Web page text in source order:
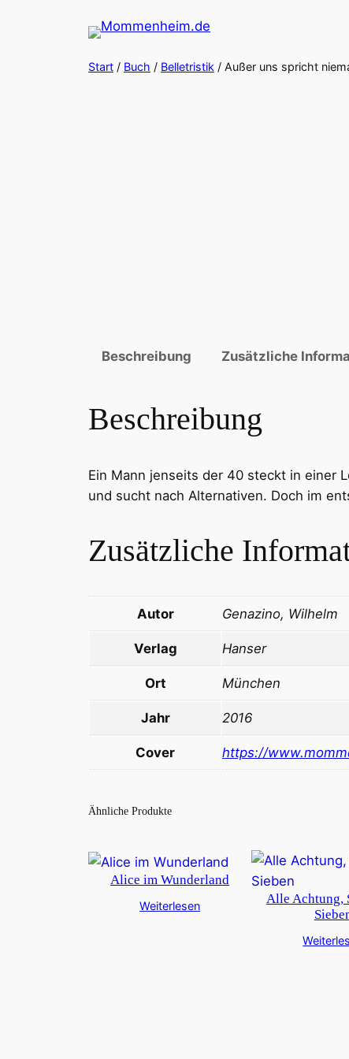
Start / Buch / Belletristik / Außer uns spricht
Beschreibung
Zusätzliche
Beschreibung
Ein Mann jenseits der 40 steckt in einer
und sucht nach Alternativen. Doch im
Zusätzliche
Autor Genazino, Wilhelm
Verlag Hanser
Ort München
Jahr 2016
Cover https://
Ähnliche Produkte
Alice im Wunderland
Weiterlesen
Alle Achtung,